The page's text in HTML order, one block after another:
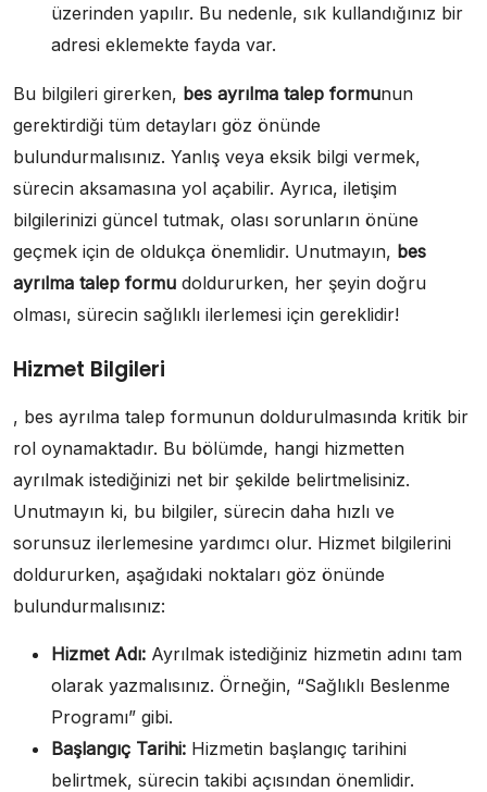
üzerinden yapılır. Bu nedenle, sık kullandığınız bir
adresi eklemekte fayda var.
Bu bilgileri girerken, bes ayrılma talep formunun
gerektirdiği tüm detayları göz önünde
bulundurmalısınız. Yanlış veya eksik bilgi vermek,
sürecin aksamasına yol açabilir. Ayrıca, iletişim
bilgilerinizi güncel tutmak, olası sorunların önüne
geçmek için de oldukça önemlidir. Unutmayın, bes
ayrılma talep formu doldururken, her şeyin doğru
olması, sürecin sağlıklı ilerlemesi için gereklidir!
Hizmet Bilgileri
, bes ayrılma talep formunun doldurulmasında kritik bir
rol oynamaktadır. Bu bölümde, hangi hizmetten
ayrılmak istediğinizi net bir şekilde belirtmelisiniz.
Unutmayın ki, bu bilgiler, sürecin daha hızlı ve
sorunsuz ilerlemesine yardımcı olur. Hizmet bilgilerini
doldururken, aşağıdaki noktaları göz önünde
bulundurmalısınız:
Hizmet Adı: Ayrılmak istediğiniz hizmetin adını tam
olarak yazmalısınız. Örneğin, “Sağlıklı Beslenme
Programı” gibi.
Başlangıç Tarihi: Hizmetin başlangıç tarihini
belirtmek, sürecin takibi açısından önemlidir.